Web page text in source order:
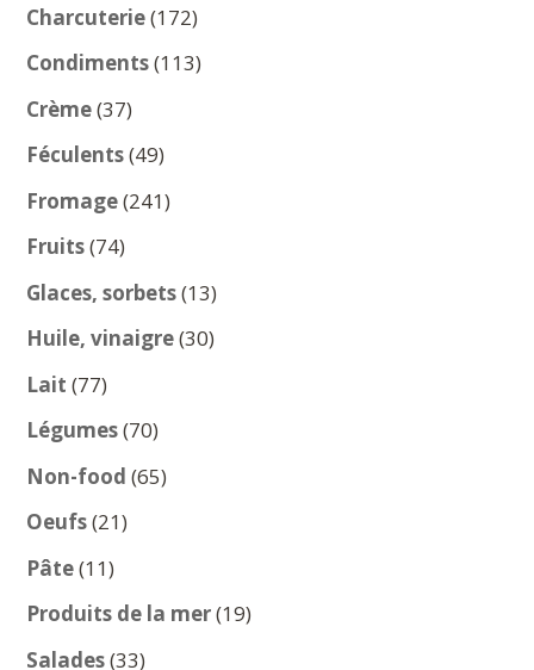
Charcuterie 172172
produits
Condiments 113113
Crème 3737
produits
Féculents 4949
produits
Fromage 241241
Fruits 7474
produits
Glaces, sorbets 1313
produits
Huile, vinaigre 3030
Lait 7777
produits
Légumes 7070
produits
Non-food 6565
Oeufs 2121
Pâte 1111
produits
Produits de la mer 1919
Salades 3333